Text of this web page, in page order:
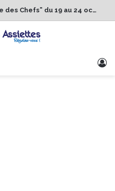
1er Édition de “La Semaine des Chefs” du 19 au 24 octobre 2026